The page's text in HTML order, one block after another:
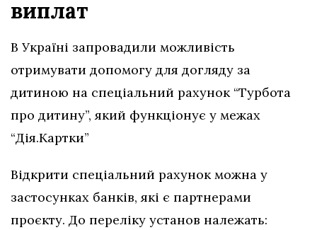
виплат
В Україні запровадили можливість
отримувати допомогу для догляду за
дитиною на спеціальний рахунок “Турбота
про дитину”, який функціонує у межах
“Дія.Картки”
Відкрити спеціальний рахунок можна у
застосунках банків, які є партнерами
проєкту. До переліку установ належать: